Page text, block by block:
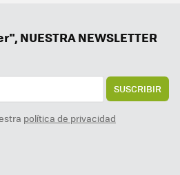
NUESTRA NEWSLETTER
SUSCRIBIR
política de privacidad